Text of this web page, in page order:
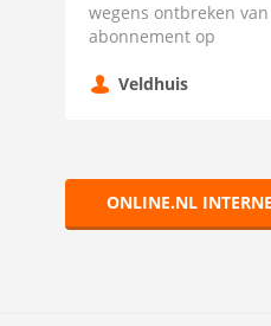
wegens ontbreken
abonnement op
Veldhuis
ONLINE.NL